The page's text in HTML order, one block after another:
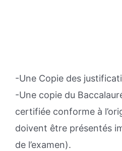
-Une Copie des
-Une copie du
certifiée conforme à
doivent être présentés
de l’examen).